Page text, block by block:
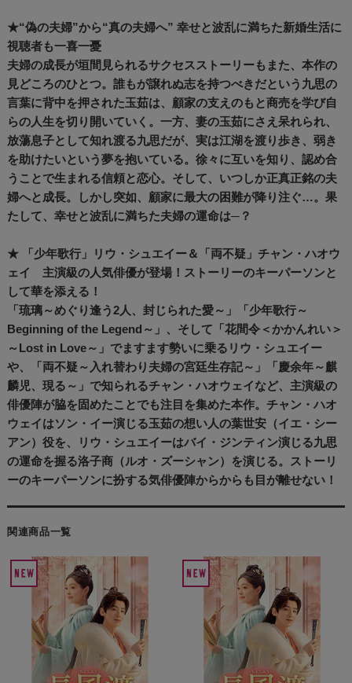
★“偽の夫婦”から“真の夫婦へ” 幸せと波乱に満ちた新婚生活に
視聴者も一喜一憂
夫婦の成長が垣間見られるサクセスストーリーもまた、本作の
見どころのひとつ。誰もが譲れぬ志を持つべきだという九思の
言葉に背中を押された玉茹は、顧家の支えのもと商売を学び自
らの人生を切り開いていく。一方、妻の玉茹にさえ呆れられ、
放蕩息子として知れ渡る九思だが、実は江湖を渡り歩き、弱き
を助けたいという夢を抱いている。徐々に互いを知り、認め合
うことで生まれる信頼と恋心。そして、いつしか正真正銘の夫
婦へと成長。しかし突如、顧家に最大の困難が降り注ぐ…。果
たして、幸せと波乱に満ちた夫婦の運命は─？
★ 「少年歌行」リウ・シュエイー＆「両不疑」チャン・ハオウ
ェイ 主演級の人気俳優が登場！ストーリーのキーパーソンと
して華を添える！
「琉璃～めぐり逢う2人、封じられた愛～」「少年歌行～
Beginning of the Legend～」、そして「花間令＜かかんれい＞
～Lost in Love～」でますます勢いに乗るリウ・シュエイー
や、「両不疑～入れ替わり夫婦の宮廷生存記～」「慶余年～麒
麟児、現る～」で知られるチャン・ハオウェイなど、主演級の
俳優陣が脇を固めたことでも注目を集めた本作。チャン・ハオ
ウェイはソン・イー演じる玉茹の想い人の葉世安（イエ・シー
アン）役を、リウ・シュエイーはバイ・ジンティン演じる九思
の運命を握る洛子商（ルオ・ズーシャン）を演じる。ストーリ
ーのキーパーソンに扮する気俳優陣からからも目が離せない！
関連商品一覧